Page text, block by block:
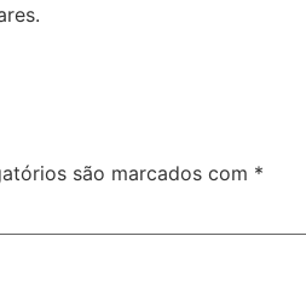
são marcados com *